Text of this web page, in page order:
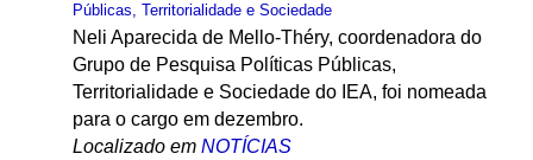
Públicas, Territorialidade e Sociedade
Neli Aparecida de Mello-Théry, coordenadora do
Grupo de Pesquisa Políticas Públicas,
Territorialidade e Sociedade do IEA, foi nomeada
para o cargo em dezembro.
Localizado em NOTÍCIAS